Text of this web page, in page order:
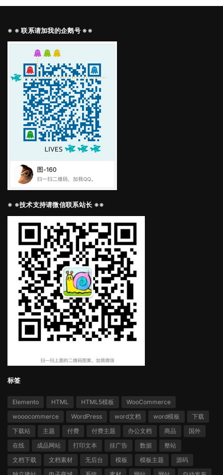
※ ※ 联系请加我的企鹅号 ※※
※ ※技术支持请微信联系站长 ※※
标签
Elemento HTML HTML5模板
WooCommerce
wooocommerce
WordPress word文档 word模板
下载
下载站
主题 付费 付费主题 办公文档 商品
国外
在线
成品网站 打印文本 挂广告 数据
整站
文档下载
文档素材 无后台 模板 模板主题
源码